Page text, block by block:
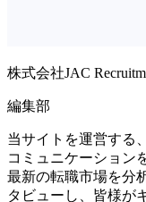
株式会社JAC
編集部
当サイトを運営する
コミュニケーション
最新の転職市場を分
タビューし、皆様が